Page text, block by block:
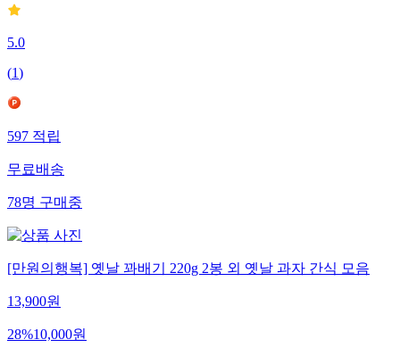
5.0
(1)
597적립
무료배송
78명구매중
[만원의행복] 옛날 꽈배기 220g 2봉 외 옛날 과자 간식 모음
13,900원
28%10,000원